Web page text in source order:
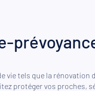
vie tels que la rénovation
protéger vos proches,